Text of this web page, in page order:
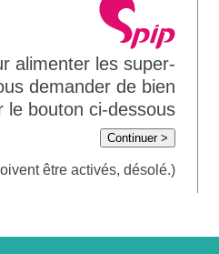
alimenter les super-
demander de bien
le bouton ci-dessous
Continuer >
être activés, désolé.)